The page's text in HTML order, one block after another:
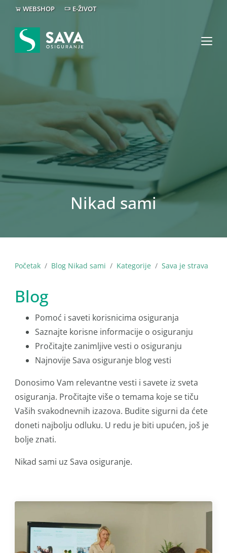
WEBSHOP E-ŽIVOT
Nikad sami
Početak Blog Nikad sami Kategorije Sava je strava
Blog
Pomoć i saveti korisnicima osiguranja
Saznajte korisne informacije o osiguranju
Pročitajte zanimljive vesti o osiguranju
Najnovije Sava osiguranje blog vesti
Donosimo Vam relevantne vesti i savete iz sveta
osiguranja. Pročitajte više o temama koje se tiču
Vaših svakodnevnih izazova. Budite sigurni da ćete
doneti najbolju odluku. U redu je biti upućen, još je
bolje znati.
Nikad sami uz Sava osiguranje.